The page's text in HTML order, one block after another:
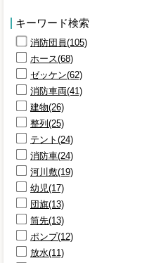
表示順
キーワード検索
消防団員(105)
ホース(68)
ゼッケン(62)
消防車両(41)
建物(26)
整列(25)
テント(24)
消防車(24)
河川敷(19)
幼児(17)
団旗(13)
筒先(13)
ポンプ(12)
放水(11)